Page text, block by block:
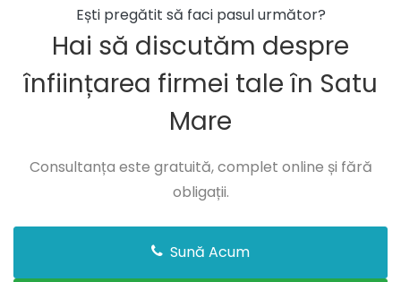
Înființare firmă în Doba
Înființare firmă în Dorolţ
Înființare firmă în Foieni
Înființare firmă în Gherţa Mică
Înființare firmă în Halmeu
Înființare firmă în Homoroade
Ești pregătit să faci pasul următor?
Hai să discutăm despre
înființarea firmei tale în Satu
Mare
Consultanța este gratuită, complet online și fără
obligații.
Sună Acum